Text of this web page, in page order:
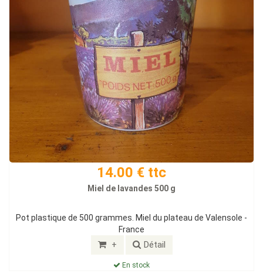
14.00 € ttc
Miel de lavandes 500 g
Pot plastique de 500 grammes. Miel du plateau de Valensole -
France
+ Détail
En stock